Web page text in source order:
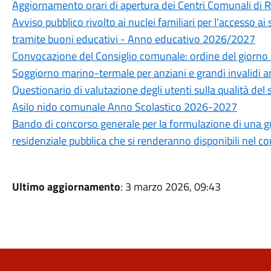
Aggiornamento orari di apertura dei Centri Comunali di
Avviso pubblico rivolto ai nuclei familiari per l'accesso
tramite buoni educativi - Anno educativo 2026/2027
Convocazione del Consiglio comunale: ordine del
Soggiorno marino-termale per anziani e grandi invalidi
Questionario di valutazione degli utenti sulla qualità del
Asilo nido comunale Anno Scolastico 2026-2027
Bando di concorso generale per la formulazione di una
residenziale pubblica che si renderanno disponibili nel
Ultimo aggiornamento: 3 marzo 2026, 09:43